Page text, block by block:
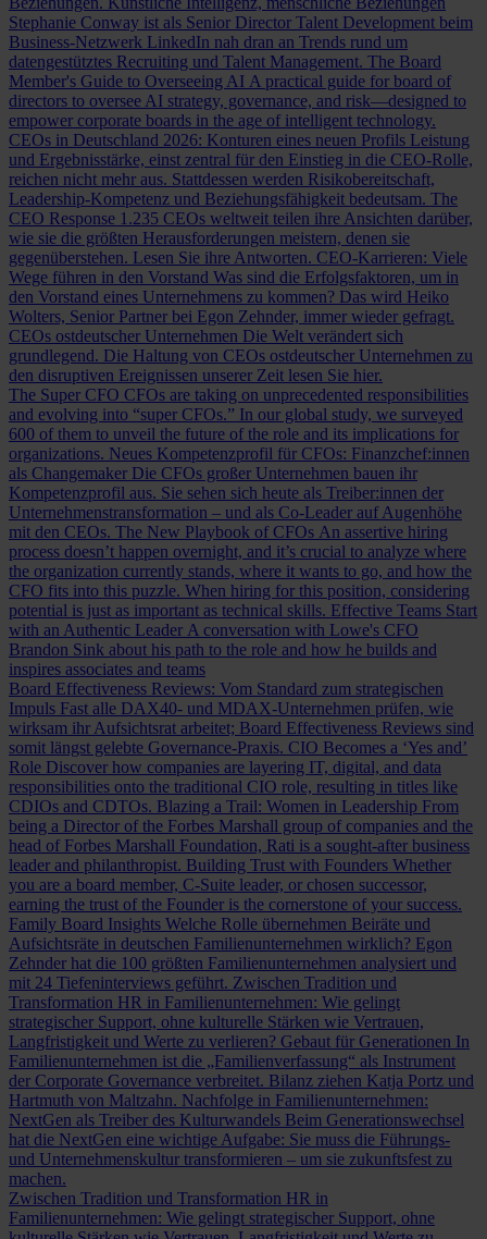
Stephanie Conway ist als Senior Director Talent Development beim
Business-Netzwerk LinkedIn nah dran an Trends rund um
datengestütztes Recruiting und Talent Management. The Board
Member's Guide to Overseeing AI A practical guide for board of
directors to oversee AI strategy, governance, and risk—designed to
empower corporate boards in the age of intelligent technology.
CEOs in Deutschland 2026: Konturen eines neuen Profils Leistung
und Ergebnisstärke, einst zentral für den Einstieg in die CEO-Rolle,
reichen nicht mehr aus. Stattdessen werden Risikobereitschaft,
Leadership-Kompetenz und Beziehungsfähigkeit bedeutsam. The
CEO Response 1.235 CEOs weltweit teilen ihre Ansichten darüber,
wie sie die größten Herausforderungen meistern, denen sie
gegenüberstehen. Lesen Sie ihre Antworten. CEO-Karrieren: Viele
Wege führen in den Vorstand Was sind die Erfolgsfaktoren, um in
den Vorstand eines Unternehmens zu kommen? Das wird Heiko
Wolters, Senior Partner bei Egon Zehnder, immer wieder gefragt.
CEOs ostdeutscher Unternehmen Die Welt verändert sich
grundlegend. Die Haltung von CEOs ostdeutscher Unternehmen zu
den disruptiven Ereignissen unserer Zeit lesen Sie hier.
The Super CFO CFOs are taking on unprecedented responsibilities
and evolving into “super CFOs.” In our global study, we surveyed
600 of them to unveil the future of the role and its implications for
organizations. Neues Kompetenzprofil für CFOs: Finanzchef:innen
als Changemaker Die CFOs großer Unternehmen bauen ihr
Kompetenzprofil aus. Sie sehen sich heute als Treiber:innen der
Unternehmenstransformation – und als Co-Leader auf Augenhöhe
mit den CEOs. The New Playbook of CFOs An assertive hiring
process doesn’t happen overnight, and it’s crucial to analyze where
the organization currently stands, where it wants to go, and how the
CFO fits into this puzzle. When hiring for this position, considering
potential is just as important as technical skills. Effective Teams Start
with an Authentic Leader A conversation with Lowe's CFO
Brandon Sink about his path to the role and how he builds and
inspires associates and teams
Board Effectiveness Reviews: Vom Standard zum strategischen
Impuls Fast alle DAX40- und MDAX-Unternehmen prüfen, wie
wirksam ihr Aufsichtsrat arbeitet; Board Effectiveness Reviews sind
somit längst gelebte Governance-Praxis. CIO Becomes a ‘Yes and’
Role Discover how companies are layering IT, digital, and data
responsibilities onto the traditional CIO role, resulting in titles like
CDIOs and CDTOs. Blazing a Trail: Women in Leadership From
being a Director of the Forbes Marshall group of companies and the
head of Forbes Marshall Foundation, Rati is a sought-after business
leader and philanthropist. Building Trust with Founders Whether
you are a board member, C-Suite leader, or chosen successor,
earning the trust of the Founder is the cornerstone of your success.
Family Board Insights Welche Rolle übernehmen Beiräte und
Aufsichtsräte in deutschen Familienunternehmen wirklich? Egon
Zehnder hat die 100 größten Familienunternehmen analysiert und
mit 24 Tiefeninterviews geführt. Zwischen Tradition und
Transformation HR in Familienunternehmen: Wie gelingt
strategischer Support, ohne kulturelle Stärken wie Vertrauen,
Langfristigkeit und Werte zu verlieren? Gebaut für Generationen In
Familienunternehmen ist die „Familienverfassung“ als Instrument
der Corporate Governance verbreitet. Bilanz ziehen Katja Portz und
Hartmuth von Maltzahn. Nachfolge in Familienunternehmen:
NextGen als Treiber des Kulturwandels Beim Generationswechsel
hat die NextGen eine wichtige Aufgabe: Sie muss die Führungs-
und Unternehmenskultur transformieren – um sie zukunftsfest zu
machen.
Zwischen Tradition und Transformation HR in
Familienunternehmen: Wie gelingt strategischer Support, ohne